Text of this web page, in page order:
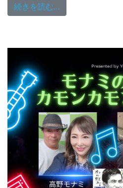
続きを読む…